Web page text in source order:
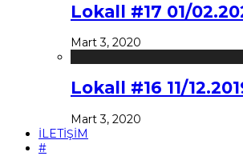
Lokall #17 01/
Mart 3, 2020
Lokall #16 11/
Mart 3, 2020
İLETİŞİM
#